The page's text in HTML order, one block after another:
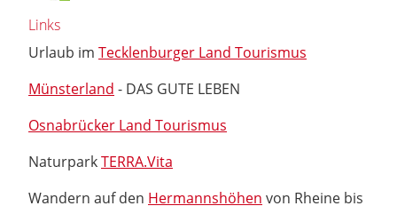
Links
Urlaub im Tecklenburger Land Tourismus
Münsterland - DAS GUTE LEBEN
Osnabrücker Land Tourismus
NaturparkTERRA.Vita
Wandern auf den Hermannshöhen von Rheine bis